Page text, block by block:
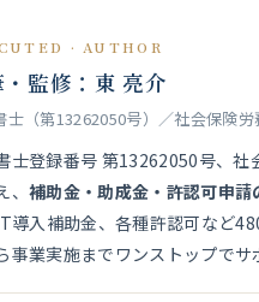
· AUTHOR
監修：東 亮介
士（第13262050号）／社会保険労
士登録番号 第13262050号、
、補助金・助成金・許認可申請
導入補助金、各種許認可など
事業実施までワンストップでサ